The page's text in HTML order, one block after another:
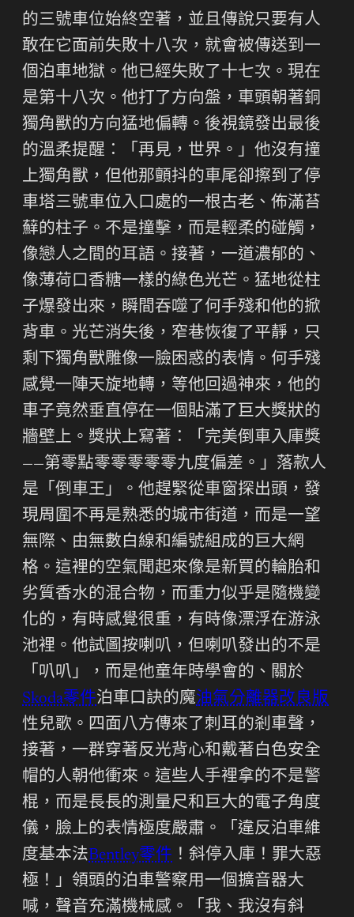
的三號車位始終空著，並且傳說只要有人
敢在它面前失敗十八次，就會被傳送到一
個泊車地獄。他已經失敗了十七次。現在
是第十八次。他打了方向盤，車頭朝著銅
獨角獸的方向猛地偏轉。後視鏡發出最後
的溫柔提醒：「再見，世界。」他沒有撞
上獨角獸，但他那顫抖的車尾卻擦到了停
車塔三號車位入口處的一根古老、佈滿苔
蘚的柱子。不是撞擊，而是輕柔的碰觸，
像戀人之間的耳語。接著，一道濃郁的、
像薄荷口香糖一樣的綠色光芒。猛地從柱
子爆發出來，瞬間吞噬了何手殘和他的掀
背車。光芒消失後，窄巷恢復了平靜，只
剩下獨角獸雕像一臉困惑的表情。何手殘
感覺一陣天旋地轉，等他回過神來，他的
車子竟然垂直停在一個貼滿了巨大獎狀的
牆壁上。獎狀上寫著：「完美倒車入庫獎
——第零點零零零零零九度偏差。」落款人
是「倒車王」。他趕緊從車窗探出頭，發
現周圍不再是熟悉的城市街道，而是一望
無際、由無數白線和編號組成的巨大網
格。這裡的空氣聞起來像是新買的輪胎和
劣質香水的混合物，而重力似乎是隨機變
化的，有時感覺很重，有時像漂浮在游泳
池裡。他試圖按喇叭，但喇叭發出的不是
「叭叭」，而是他童年時學會的、關於
Skoda零件泊車口訣的魔油氣分離器改良版
性兒歌。四面八方傳來了刺耳的剎車聲，
接著，一群穿著反光背心和戴著白色安全
帽的人朝他衝來。這些人手裡拿的不是警
棍，而是長長的測量尺和巨大的電子角度
儀，臉上的表情極度嚴肅。「違反泊車維
度基本法Bentley零件 ！斜停入庫！罪大惡
極！」領頭的泊車警察用一個擴音器大
喊，聲音充滿機械感。「我、我沒有斜